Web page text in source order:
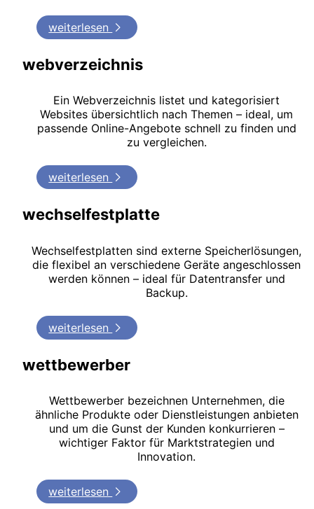
weiterlesen
webverzeichnis
Ein Webverzeichnis listet und kategorisiert
Websites übersichtlich nach Themen – ideal, um
passende Online-Angebote schnell zu finden und
zu vergleichen.
weiterlesen
wechselfestplatte
Wechselfestplatten sind externe Speicherlösungen,
die flexibel an verschiedene Geräte angeschlossen
werden können – ideal für Datentransfer und
Backup.
weiterlesen
wettbewerber
Wettbewerber bezeichnen Unternehmen, die
ähnliche Produkte oder Dienstleistungen anbieten
und um die Gunst der Kunden konkurrieren –
wichtiger Faktor für Marktstrategien und
Innovation.
weiterlesen